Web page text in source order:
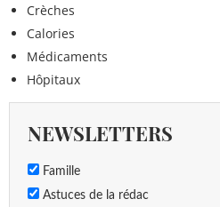
Crèches
Calories
Médicaments
Hôpitaux
NEWSLETTERS
Famille
Astuces de la rédac